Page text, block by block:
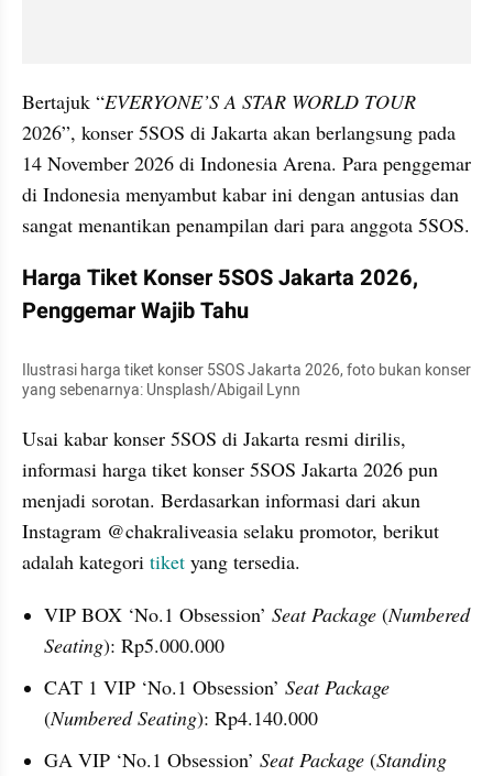
Bertajuk “EVERYONE’S A STAR WORLD TOUR
2026”, konser 5SOS di Jakarta akan berlangsung pada
14 November 2026 di Indonesia Arena. Para penggemar
di Indonesia menyambut kabar ini dengan antusias dan
sangat menantikan penampilan dari para anggota 5SOS.
Harga Tiket Konser 5SOS Jakarta 2026,
Penggemar Wajib Tahu
Ilustrasi harga tiket konser 5SOS Jakarta 2026, foto bukan konser
yang sebenarnya: Unsplash/Abigail Lynn
Usai kabar konser 5SOS di Jakarta resmi dirilis,
informasi harga tiket konser 5SOS Jakarta 2026 pun
menjadi sorotan. Berdasarkan informasi dari akun
Instagram @chakraliveasia selaku promotor, berikut
adalah kategori tiket yang tersedia.
VIP BOX ‘No.1 Obsession’ Seat Package (Numbered
Seating): Rp5.000.000
CAT 1 VIP ‘No.1 Obsession’ Seat Package
(Numbered Seating): Rp4.140.000
GA VIP ‘No.1 Obsession’ Seat Package (Standing